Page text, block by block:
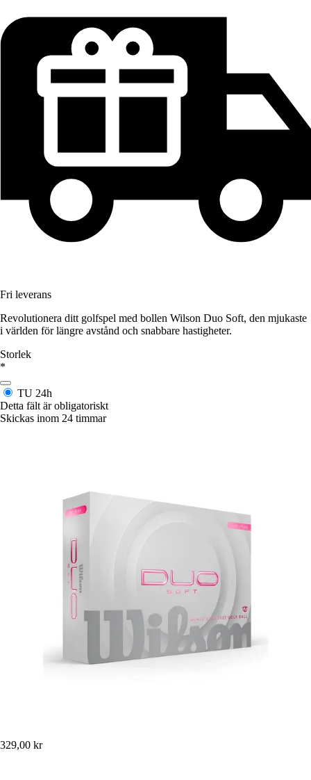
Fri leverans
Revolutionera ditt golfspel med bollen Wilson Duo Soft, den mjukaste
i världen för längre avstånd och snabbare hastigheter.
Storlek
*
TU 24h
Detta fält är obligatoriskt
Skickas inom 24 timmar
329,00 kr